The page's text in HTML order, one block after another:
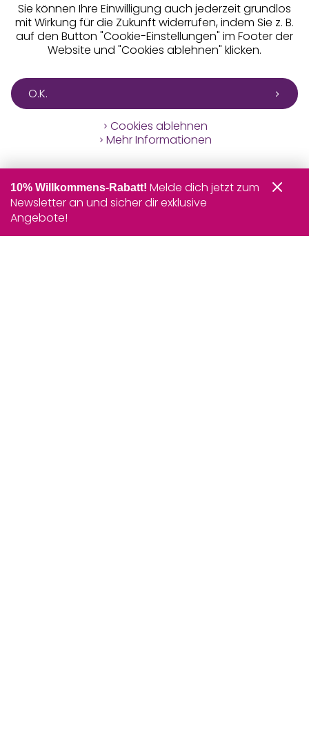
Sie können Ihre Einwilligung auch jederzeit grundlos
mit Wirkung für die Zukunft widerrufen, indem Sie z. B.
auf den Button "Cookie-Einstellungen" im Footer der
Website und "Cookies ablehnen" klicken.
O.K.
Cookies ablehnen
Mehr Informationen
10% Willkommens-Rabatt! Melde dich jetzt zum
Newsletter an und sicher dir exklusive
Angebote!